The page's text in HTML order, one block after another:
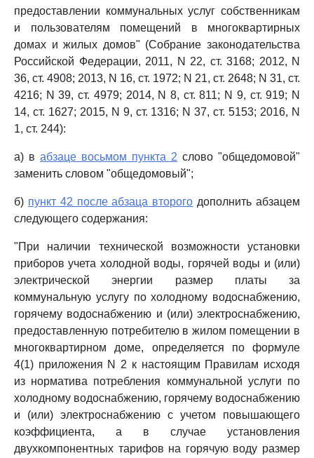
предоставлении коммунальных услуг собственникам
и пользователям помещений в многоквартирных
домах и жилых домов" (Собрание законодательства
Российской Федерации, 2011, N 22, ст. 3168; 2012, N
36, ст. 4908; 2013, N 16, ст. 1972; N 21, ст. 2648; N 31, ст.
4216; N 39, ст. 4979; 2014, N 8, ст. 811; N 9, ст. 919; N
14, ст. 1627; 2015, N 9, ст. 1316; N 37, ст. 5153; 2016, N
1, ст. 244):
а) в абзаце восьмом пункта 2 слово "общедомовой"
заменить словом "общедомовый";
б) пункт 42 после абзаца второго дополнить абзацем
следующего содержания:
"При наличии технической возможности установки
приборов учета холодной воды, горячей воды и (или)
электрической энергии размер платы за
коммунальную услугу по холодному водоснабжению,
горячему водоснабжению и (или) электроснабжению,
предоставленную потребителю в жилом помещении в
многоквартирном доме, определяется по формуле
4(1) приложения N 2 к настоящим Правилам исходя
из норматива потребления коммунальной услуги по
холодному водоснабжению, горячему водоснабжению
и (или) электроснабжению с учетом повышающего
коэффициента, а в случае установления
двухкомпонентных тарифов на горячую воду размер